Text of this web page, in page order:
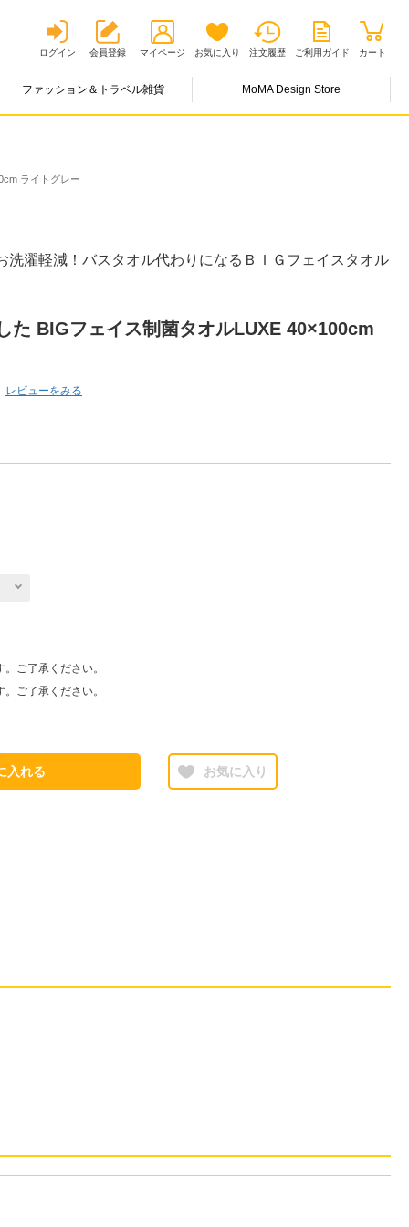
ログイン 会員登録 マイページ お気に入り 注文履歴 ご利用ガイド カート
ファッション＆トラベル雑貨 MoMA Design Store
ライトグレー
洗濯軽減！バスタオル代わりになるＢＩＧフェイスタオル
た BIGフェイス制菌タオルLUXE 40×100cm
レビューをみる
ご了承ください。
ご了承ください。
入れる お気に入り